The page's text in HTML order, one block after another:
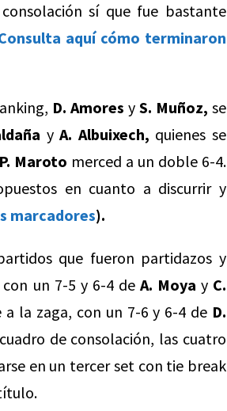
sí que fue bastante
aquí cómo terminaron
D. Amores y S. Muñoz, se
yA. Albuixech, quienes se
P. Maroto merced a un doble 6-4.
en cuanto a discurrir y
marcadores).
que fueron partidazos y
un 7-5 y 6-4 de A. Moya y C.
la zaga, con un 7-6 y 6-4 de D.
de consolación, las cuatro
en un tercer set con tie break